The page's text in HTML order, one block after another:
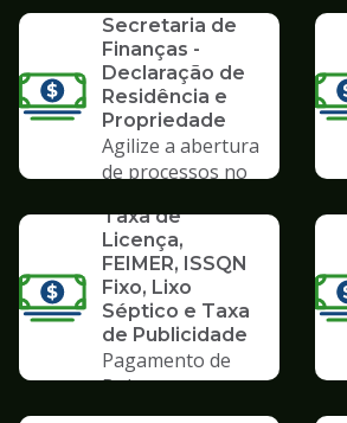
Secretaria de
Finanças -
Declaração de
Residência e
Propriedade
Agilize a abertura
de processos no
Taxa de
Licença,
FEIMER, ISSQN
Fixo, Lixo
Séptico e Taxa
de Publicidade
Pagamento de
Boleto